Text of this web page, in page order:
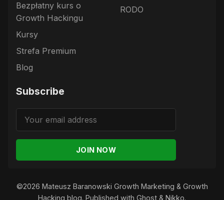
Bezpłatny kurs o
Growth Hackingu
Kursy
Strefa Premium
Blog
RODO
Subscribe
JOIN NOW
©2026 Mateusz Baranowski Growth Marketing & Growth
Hacking blog. Published with Ghost & Nikko.